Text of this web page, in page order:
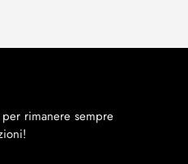
rimanere sempre